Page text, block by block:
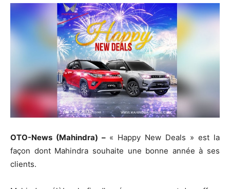
OTO-News (Mahindra) – « Happy New Deals » est la
façon dont Mahindra souhaite une bonne année à ses
clients.